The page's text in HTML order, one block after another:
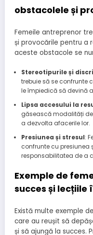
obstacolele și
Femeile antreprenor
și provocările pentru a
aceste obstacole se
Stereotipurile și
trebuie să se confrunte
le împiedică să devină
Lipsa accesului la
găsească modalități
a dezvolta afacerile lor.
Presiunea și stresul:
confrunte cu presiunea
responsabilitatea de a
Exemple de
succes și lecțiile
Există multe exemple
care au reușit să
și să ajungă la succes.